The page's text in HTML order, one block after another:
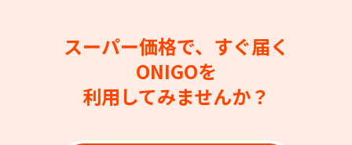
スーパー価格で、すぐ届く
ONIGOを
利用してみませんか？